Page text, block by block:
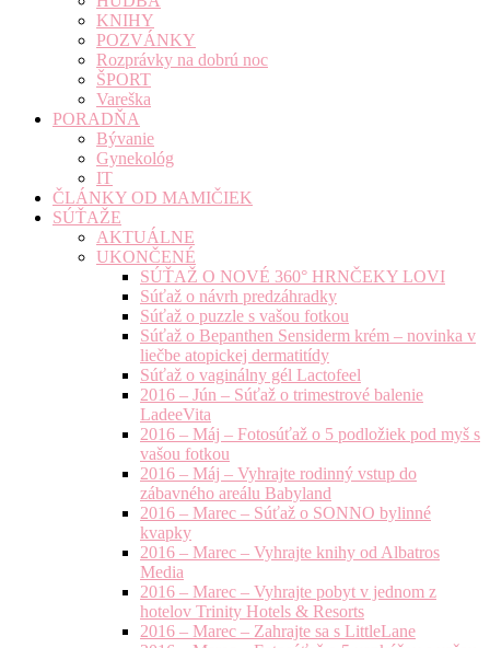
KNIHY
POZVÁNKY
Rozprávky na dobrú noc
ŠPORT
Vareška
PORADŇA
Bývanie
Gynekológ
IT
ČLÁNKY OD MAMIČIEK
SÚŤAŽE
AKTUÁLNE
UKONČENÉ
SÚŤAŽ O NOVÉ 360° HRNČEKY LOVI
Súťaž o návrh predzáhradky
Súťaž o puzzle s vašou fotkou
Súťaž o Bepanthen Sensiderm krém – novinka v
liečbe atopickej dermatitídy
Súťaž o vaginálny gél Lactofeel
2016 – Jún – Súťaž o trimestrové balenie
LadeeVita
2016 – Máj – Fotosúťaž o 5 podložiek pod myš s
vašou fotkou
2016 – Máj – Vyhrajte rodinný vstup do
zábavného areálu Babyland
2016 – Marec – Súťaž o SONNO bylinné
kvapky
2016 – Marec – Vyhrajte knihy od Albatros
Media
2016 – Marec – Vyhrajte pobyt v jednom z
hotelov Trinity Hotels & Resorts
2016 – Marec – Zahrajte sa s LittleLane